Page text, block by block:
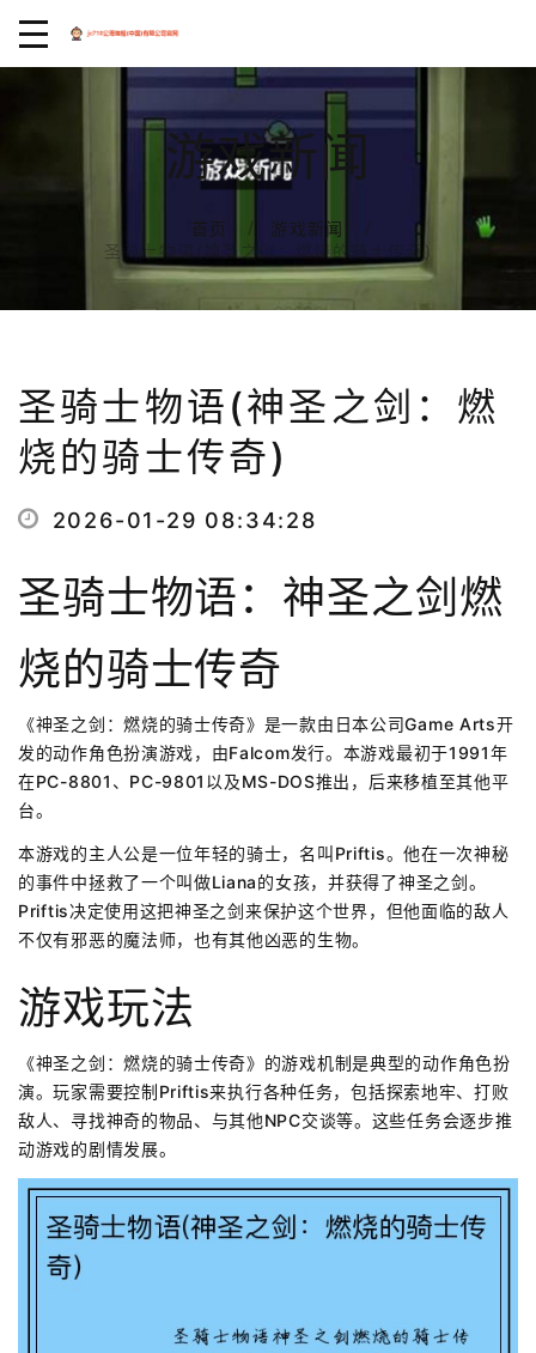
游戏新闻
首页
游戏新闻
圣骑士物语(神圣之剑：燃烧的骑士传奇)
圣骑士物语(神圣之剑：燃
烧的骑士传奇)
2026-01-29 08:34:28
圣骑士物语：神圣之剑燃
烧的骑士传奇
《神圣之剑：燃烧的骑士传奇》是一款由日本公司Game Arts开
发的动作角色扮演游戏，由Falcom发行。本游戏最初于1991年
在PC-8801、PC-9801以及MS-DOS推出，后来移植至其他平
台。
本游戏的主人公是一位年轻的骑士，名叫Priftis。他在一次神秘
的事件中拯救了一个叫做Liana的女孩，并获得了神圣之剑。
Priftis决定使用这把神圣之剑来保护这个世界，但他面临的敌人
不仅有邪恶的魔法师，也有其他凶恶的生物。
游戏玩法
《神圣之剑：燃烧的骑士传奇》的游戏机制是典型的动作角色扮
演。玩家需要控制Priftis来执行各种任务，包括探索地牢、打败
敌人、寻找神奇的物品、与其他NPC交谈等。这些任务会逐步推
动游戏的剧情发展。